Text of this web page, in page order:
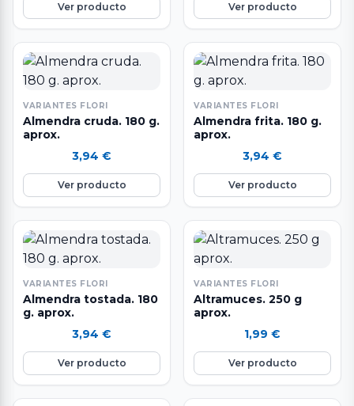
Ver producto Ver producto
VARIANTES FLORI
Almendra cruda. 180 g.
aprox.
3,94 €
Ver producto
VARIANTES FLORI
Almendra frita. 180 g.
aprox.
3,94 €
Ver producto
VARIANTES FLORI
Almendra tostada. 180
g. aprox.
3,94 €
Ver producto
VARIANTES FLORI
Altramuces. 250 g
aprox.
1,99 €
Ver producto